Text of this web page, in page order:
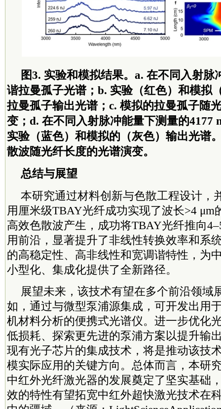
图3. 实验和模拟结果。a. 在不同入射脉
谐拉曼孤子光谱；b. 实验（红色）和模拟
拉曼孤子输出光谱；c. 模拟的拉曼孤子随
变；d. 在不同入射脉冲能量下测量的4177
实验（蓝色）和模拟的（灰色）输出光谱
散波随光纤长度的光谱演变。
总结与展望
本研究通过材料创新与色散工程设计，
用厘米级TBAY光纤成功实现了波长>4 μm
高效色散波产生，成功将TBAY光纤推向
用前沿，显著提升了非线性转换效率和系
的高稳定性、高非线性和宽调谐特性，为
小型化、集成化提供了全新路径。
展望未来，该技术有望在多个前沿领域
如，通过与微型泵浦源集成，可开发出用
机材料分析的便携式光谱仪。进一步优化
低损耗、探索更先进的泵浦方案以提升输
现有光子芯片的集成技术，将是推动该技
模实际应用的关键方向。总体而言，本研
中红外光纤激光器的发展奠定了坚实基础
效的特性有望拓宽中红外超快激光技术在